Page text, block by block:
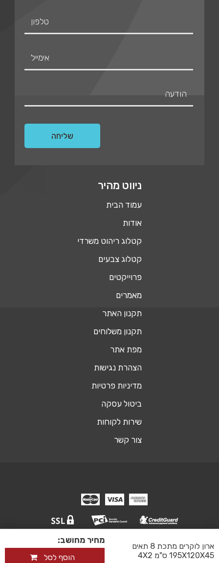
ארון לוקרים מתכת 8 תאים
195X120X45 ס"מ 4X2
מחיר מחושב:
הוסף לסל
ניווט מהיר
עמוד הבית
אודות
קטלוג ריהוט משרדי
קטלוג צבעים
פרוייקטים
מאמרים
תקנון האתר
תקנון משלוחים
מפת אתר
הצהרת נגישות
מדיניות פרטיות
ביטול עסקה
שירות לקוחות
צור קשר
© כל הזכויות שמורות אופיסשופ ריהוט משרדי
אקסטרה דיגיטל - שיווק דיגיטלי ובניית אתר